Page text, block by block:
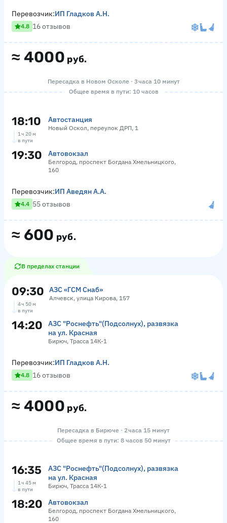
≈ 4000 руб.
Перевозчик:ИП Гладков А.Н.
4.8 16 отзывов
Пересадка в Новом Осколе · 3 часа 10 минут
Общее время в пути: 10 часов
18:10 Автостанция
Новый Оскол, переулок ДРП, 1
1 ч 20 м
в пути
19:30 Автовокзал
Белгород, проспект Богдана Хмельницкого,
160
≈ 600 руб.
Перевозчик:ИП Аведян А.А.
4.4 55 отзывов
В пределах станции
09:30 АЗС «ГСМ Снаб»
Алчевск, улица Кирова, 157
4 ч 50 м
в пути
14:20
АЗС "Роснефть"(Подсолнух), развязка
на ул. Красная
Бирюч, Трасса 14К-1
≈ 4000 руб.
Перевозчик:ИП Гладков А.Н.
4.8 16 отзывов
Пересадка в Бирюче · 2 часа 15 минут
Общее время в пути: 8 часов 50 минут
16:35
АЗС "Роснефть"(Подсолнух), развязка
на ул. Красная
Бирюч, Трасса 14К-1
1 ч 45 м
в пути
18:20 Автовокзал
Белгород, проспект Богдана Хмельницкого,
160